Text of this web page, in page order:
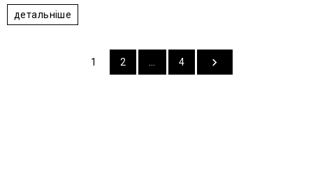
детальніше
1 2 4